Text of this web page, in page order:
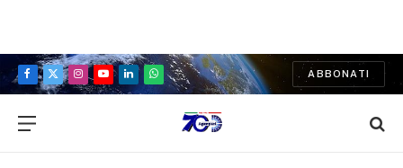
Facebook
X
Instagram
YouTubeLinkedInWhatsApp
ABBONATI